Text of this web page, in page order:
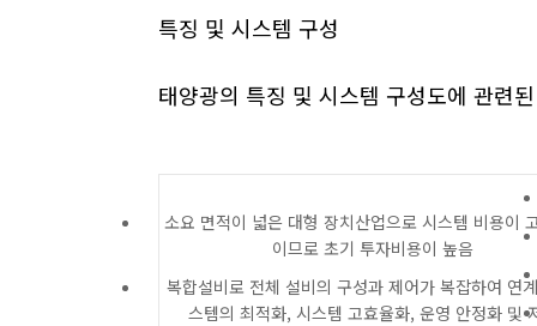
특징 및 시스템 구성
태양광의 특징 및 시스템 구성도에 관련
소요 면적이 넓은 대형 장치산업으로 시스템 비용이
이므로 초기 투자비용이 높음
복합설비로 전체 설비의 구성과 제어가 복잡하여 연
스템의 최적화, 시스템 고효율화, 운영 안정화 및